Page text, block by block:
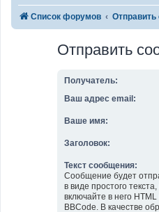
Список форумов
Отправить
Получатель:
Ваш адрес email:
Ваше имя:
Заголовок:
Текст сообщения:
Сообщение будет
в виде простого текста,
включайте в него HTML
BBCode. В качестве